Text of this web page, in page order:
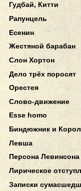
Гудбай, Китти
Рапунцель
Есенин
Жестяной барабан
Слон Хортон
Дело трёх поросят
Орестея
Слово-движение
Esse homo
Биндюжник и
Левша
Персона Левинсона
Лирическое
Записки